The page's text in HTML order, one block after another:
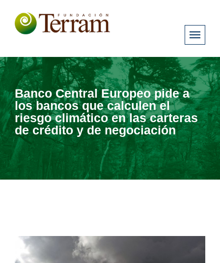
Banco Central Europeo pide a
los bancos que calculen el
riesgo climático en las carteras
de crédito y de negociación